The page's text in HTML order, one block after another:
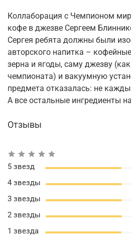
Коллаборация с Чемпионом
кофе в джезве Сергеем
Сергея ребята должны были
авторского напитка –
зерна и ягоды, саму джезву
чемпионата) и вакуумную
предмета отказалась: не
А все остальные ингредиенты
Отзывы
5 звезд
4 звезды
3 звезды
2 звезды
1 звезда